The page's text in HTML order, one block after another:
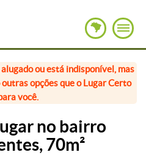
ou está indisponível, mas
opções que o Lugar Certo
você.
no bairro
70m²